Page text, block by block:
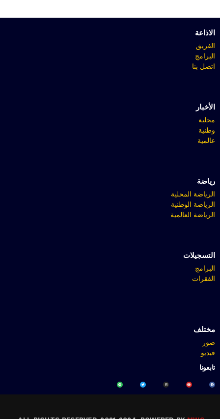
الاذاعة
الفريق
البرامج
اتصل بنا
الأخبار
محلية
وطنية
عالمية
رياضة
الرياضة المحلية
الرياضة الوطنية
الرياضة العالمية
التسجيلات
البرامج
الفقرات
مختلف
صور
فيديو
تابعونا